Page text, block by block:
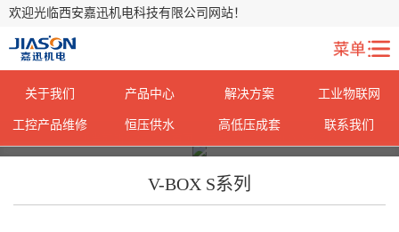
欢迎光临西安嘉迅机电科技有限公司网站！
关于我们 产品中心 解决方案 工业物联网
工控产品维修 恒压供水 高低压成套
联系我们
V-BOX S系列